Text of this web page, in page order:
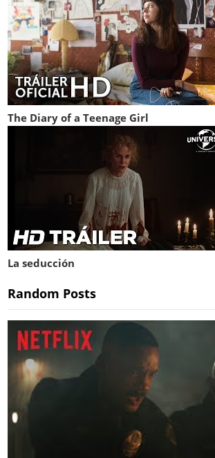
The Diary of a Teenage Girl
La seducción
Random Posts